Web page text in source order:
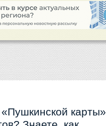
карты»